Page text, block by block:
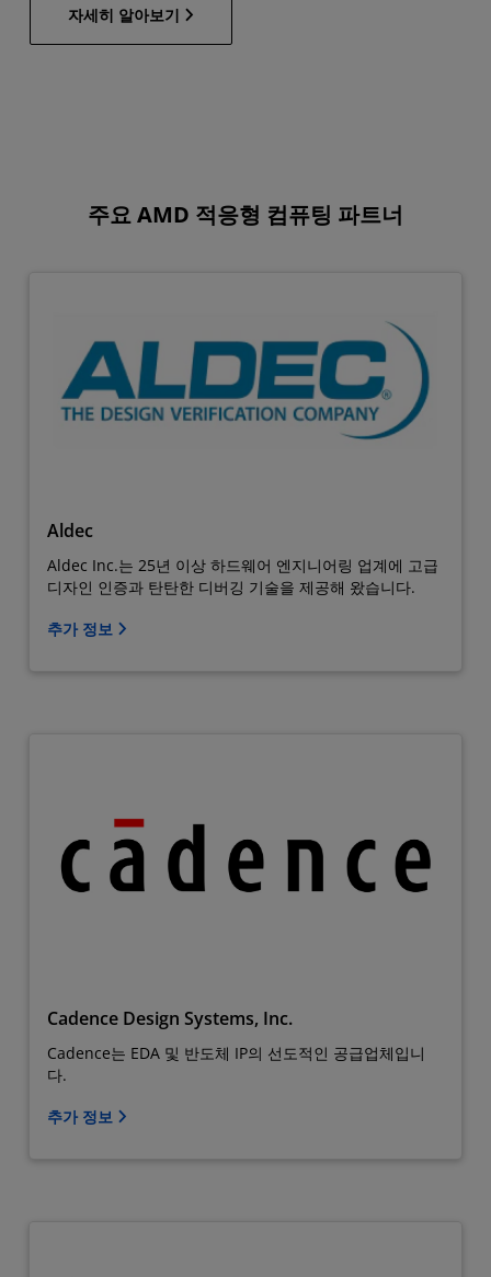
자세히 알아보기
주요 AMD 적응형 컴퓨팅 파트너
Aldec
Aldec Inc.는 25년 이상 하드웨어 엔지니어링 업계에 고급
디자인 인증과 탄탄한 디버깅 기술을 제공해 왔습니다.
추가 정보
Cadence Design Systems, Inc.
Cadence는 EDA 및 반도체 IP의 선도적인 공급업체입니
다.
추가 정보